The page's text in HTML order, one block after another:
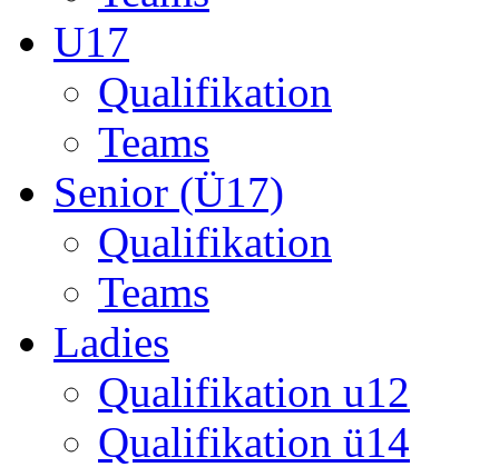
U17
Qualifikation
Teams
Senior (Ü17)
Qualifikation
Teams
Ladies
Qualifikation u12
Qualifikation ü14